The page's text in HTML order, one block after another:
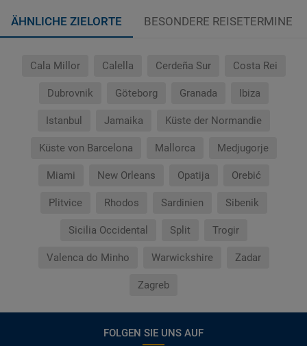
ÄHNLICHE ZIELORTE BESONDERE REISETERMINE
Cala Millor Calella Cerdeña Sur Costa Rei
Dubrovnik Göteborg Granada Ibiza
Istanbul Jamaika Küste der Normandie
Küste von Barcelona Mallorca Medjugorje
Miami New Orleans Opatija Orebić
Plitvice Rhodos Sardinien Sibenik
Sicilia Occidental Split Trogir
Valenca do Minho Warwickshire Zadar
Zagreb
FOLGEN SIE UNS AUF